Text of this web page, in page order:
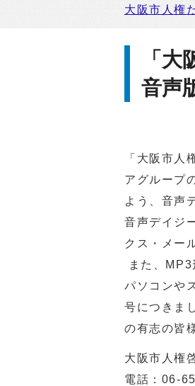
大阪市人権
「
音声
「大阪市人
アグループ
よう、音声
音声デイジ
クス・メー
また、
パソコンや
号につきま
の有志の皆
大阪市人権
電話： 06-